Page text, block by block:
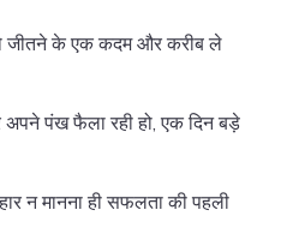
को जीतने के एक कदम और करीब ले
पंख फैला रही हो, एक दिन बड़े
हार न मानना ही सफलता की पहली